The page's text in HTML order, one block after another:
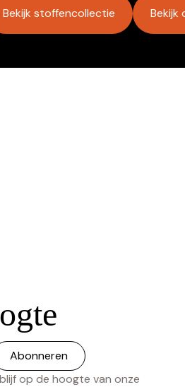
Bekijk stoffencollectie
op de hoogte van onze